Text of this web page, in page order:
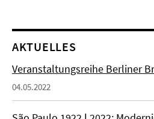
AKTUELLES
Veranstaltungsreihe Berliner
04.05.2022